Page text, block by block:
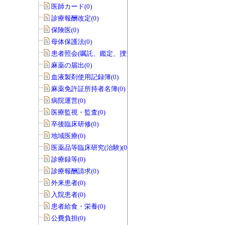
医師カード(0)
診療報酬改定(0)
保険医(0)
母体保護法(0)
患者照会(嘱託、鑑定、捜査関係等)(0)
麻薬の届出(0)
血液製剤使用記録簿(0)
麻薬免許証所持者名簿(0)
病院運営(0)
医療監視・監査(0)
卒後臨床研修(0)
地域医療(0)
医薬品等臨床研究(治験)(0)
診療録等(0)
診療報酬請求(0)
外来患者(0)
入院患者(0)
患者給食・栄養(0)
公費負担(0)